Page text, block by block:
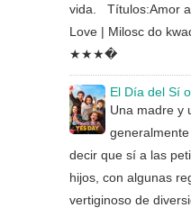
vida. Títulos:Amor
Love | Milosc do
★★★�
El Día del Sí
Una madre y
decir que sí a las
hijos, con algunas
vertiginoso de